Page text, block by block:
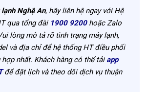
Nghệ An, hãy liên hệ ngay với Hệ
qua tổng đài 1900 9200hoặc Zalo
lòng mô tả rõ tình trạng máy lạnh,
và địa chỉ để hệ thống HT điều phối
nhất. Khách hàng có thể tải app
để đặt lịch và theo dõi dịch vụ thuận